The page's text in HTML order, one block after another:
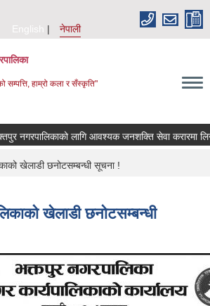
English
नेपाली
सम्पत्ति, हाम्रो कला र सँस्कृति"
नगरपालिकाको लागि आवश्यक जनशक्ति सेवा करारमा
खेलाडी छनोटसम्बन्धी सूचना !
खेलाडी छनोटसम्बन्धी